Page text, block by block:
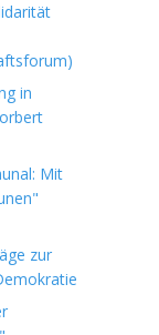
in
Mit
zur